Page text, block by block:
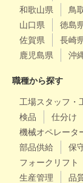
和歌山県
鳥
山口県
徳島
佐賀県
長崎
鹿児島県
沖
職種から探す
工場スタッフ・
検品
仕分け
機械オペレータ
部品供給
保
フォークリフト
生産管理
品